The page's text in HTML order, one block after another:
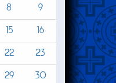
8
9
15
16
22
23
29
30